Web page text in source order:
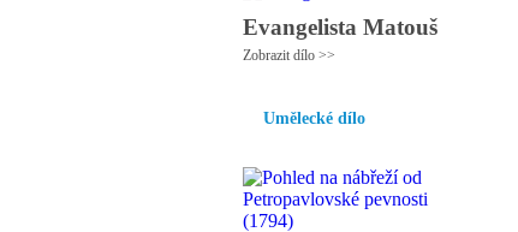
Evangelista Matouš
Zobrazit dílo >>
Umělecké dílo